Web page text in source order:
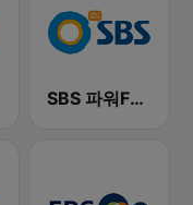
SBS 파워FM-SBS 라디오